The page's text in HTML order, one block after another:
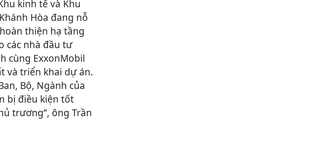
kinh tế và Khu
Hòa đang nỗ
thiện hạ tầng
các nhà đầu tư
cùng ExxonMobil
và triển khai dự án.
Bộ, Ngành của
bị điều kiện tốt
trương”, ông Trần